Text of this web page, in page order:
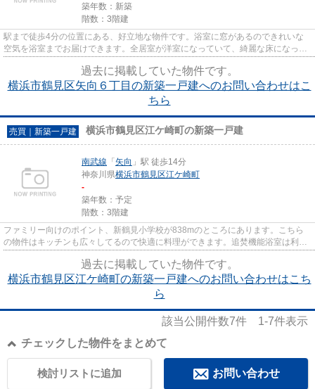
築年数：新築
階数：3階建
駅まで徒歩4分の位置にある、好立地な物件です。浴室に窓があるのできれいな
空気を浴室までお届けできます。全居室が洋室になっていて、綺麗な床になって
過去に掲載していた物件です。
横浜市鶴見区矢向６丁目の新築一戸建へのお問い合わせはこ
ちら
売買｜新築一戸建 横浜市鶴見区江ケ崎町の新築一戸建
南武線 「 矢向 」駅 徒歩14分
神奈川県横浜市鶴見区江ケ崎町
-
築年数：予定
階数：3階建
ファミリー向けのポイント、新鶴見小学校が838mのところにあります。こちら
の物件はキッチンも広々してるので快適に料理ができます。追焚機能浴室は利便
過去に掲載していた物件です。
横浜市鶴見区江ケ崎町の新築一戸建へのお問い合わせはこち
ら
該当公開件数7件 1-7件表示
チェックした物件をまとめて
お問い合わせ
検討リストに追加